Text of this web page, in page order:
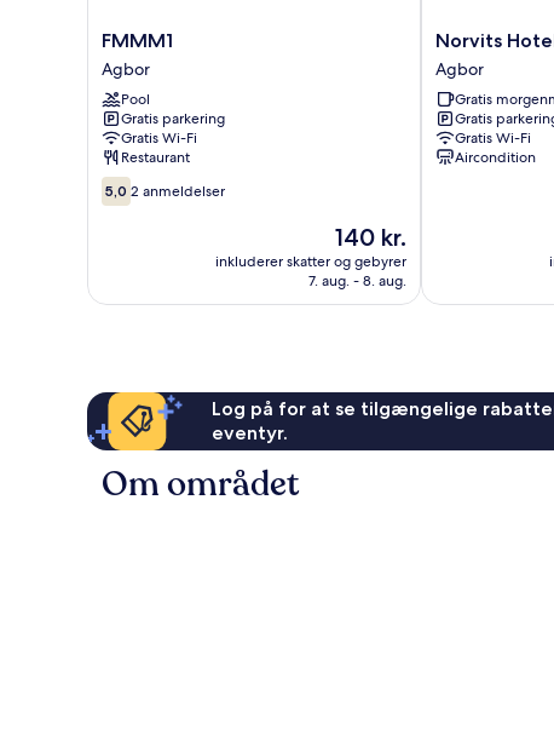
FMMM1
Agbor
FMMM1
Agbor
Pool
Gratis parkering
Gratis Wi-Fi
Restaurant
5.0
ud
5,0 2 anmeldelser
Prisen
er
140 kr.
140 kr.
inkluderer skatter og gebyrer
7. aug. - 8. aug.
Norvits
Hotel
Agbor
Norvits
Agbor
Gratis
Gratis
Gratis Wi-Fi
Aircondition
Log på for at se tilgængelige
eventyr.
Om området